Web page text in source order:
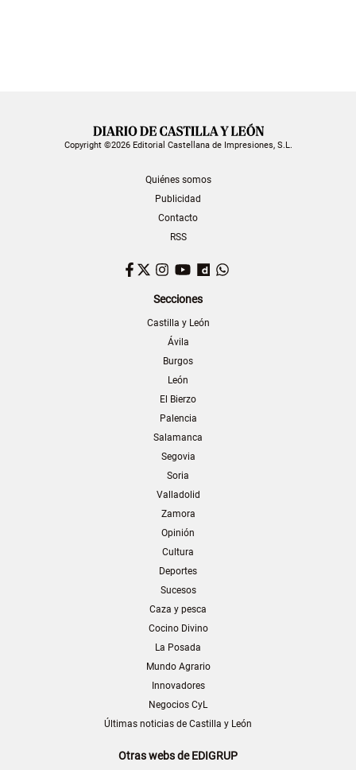
Copyright ©2026 Editorial Castellana de Impresiones, S.L.
Quiénes somos
Publicidad
Contacto
RSS
Facebook
TwitterInstagram
YouTubeDailymotion
Secciones
Castilla y León
Ávila
Burgos
León
El Bierzo
Palencia
Salamanca
Segovia
Soria
Valladolid
Zamora
Opinión
Cultura
Deportes
Sucesos
Caza y pesca
Cocino Divino
La Posada
Mundo Agrario
Innovadores
Negocios CyL
Últimas noticias de Castilla y León
Otras webs de EDIGRUP